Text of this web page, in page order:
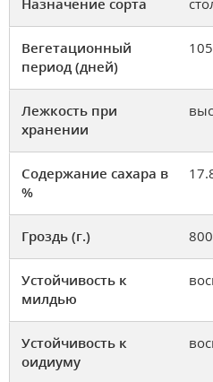
Вегетационный
период (дней)
105
Лежкость при
хранении
Содержание сахара в
%
Гроздь (г.) 800
Устойчивость к
милдью
Устойчивость к
оидиуму